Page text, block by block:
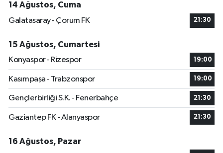
14 Ağustos, Cuma
Galatasaray - Çorum FK
21:30
15 Ağustos, Cumartesi
Konyaspor - Rizespor
19:00
Kasımpaşa - Trabzonspor 19:00
Gençlerbirliği S.K. - Fenerbahçe 21:30
Gaziantep FK - Alanyaspor 21:30
16 Ağustos, Pazar